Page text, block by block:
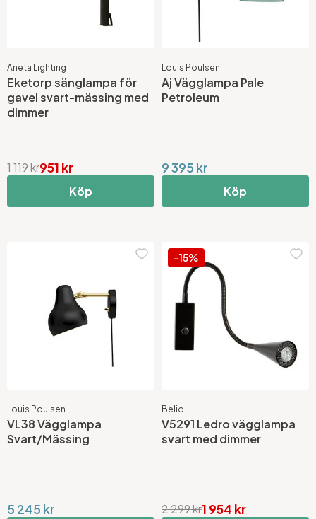
Aneta Lighting
Eketorp sänglampa för
gavel svart-mässing med
dimmer
951 kr
1 119 kr
Köp
Louis Poulsen
Aj Vägglampa Pale
Petroleum
9 395 kr
Köp
Louis Poulsen
VL38 Vägglampa
Svart/Mässing
5 245 kr
-15%
Belid
V5291 Ledro vägglampa
svart med dimmer
1 954 kr
2 299 kr